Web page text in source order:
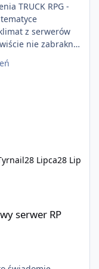
z serwerów
nie zabraknie
innego niż
28 Lipca28 Lip
serwer RP